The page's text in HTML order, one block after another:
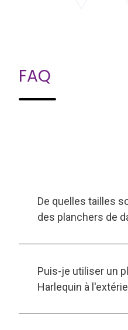
FAQ
De quelles tailles
des planchers de
Puis-je utiliser un
Harlequin à